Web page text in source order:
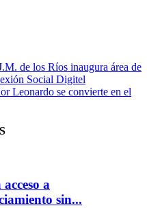
de los Ríos inaugura área de
Social Digitel
Leonardo se convierte en el
a
sin...